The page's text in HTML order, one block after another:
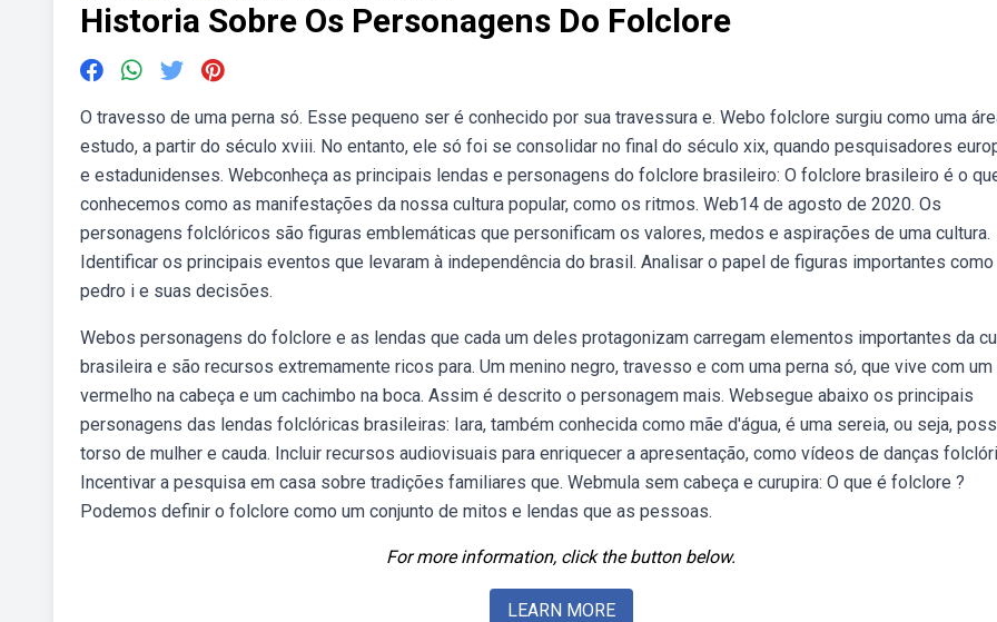
Historia Sobre Os Personagens Do Folclore
O travesso de uma perna só. Esse pequeno ser é conhecido por sua travessura e. Webo folclore surgiu como uma
estudo, a partir do século xviii. No entanto, ele só foi se consolidar no final do século xix, quando pesquisadores
e estadunidenses. Webconheça as principais lendas e personagens do folclore brasileiro: O folclore brasileiro é o
conhecemos como as manifestações da nossa cultura popular, como os ritmos. Web14 de agosto de 2020. Os
personagens folclóricos são figuras emblemáticas que personificam os valores, medos e aspirações de uma cultura.
Identificar os principais eventos que levaram à independência do brasil. Analisar o papel de figuras importantes
pedro i e suas decisões.
Webos personagens do folclore e as lendas que cada um deles protagonizam carregam elementos importantes da
brasileira e são recursos extremamente ricos para. Um menino negro, travesso e com uma perna só, que vive com um
vermelho na cabeça e um cachimbo na boca. Assim é descrito o personagem mais. Websegue abaixo os principais
personagens das lendas folclóricas brasileiras: Iara, também conhecida como mãe d'água, é uma sereia, ou seja,
torso de mulher e cauda. Incluir recursos audiovisuais para enriquecer a apresentação, como vídeos de danças
Incentivar a pesquisa em casa sobre tradições familiares que. Webmula sem cabeça e curupira: O que é folclore ?
Podemos definir o folclore como um conjunto de mitos e lendas que as pessoas.
For more information, click the button below.
LEARN MORE